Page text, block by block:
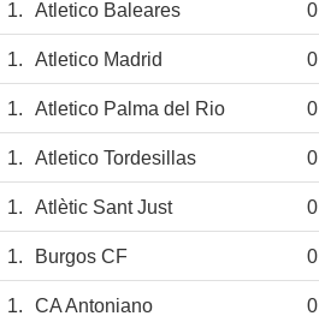
1. Atletico Baleares 0
1. Atletico Madrid 0
1. Atletico Palma del Rio 0
1. Atletico Tordesillas 0
1. Atlètic Sant Just 0
1. Burgos CF 0
1. CA Antoniano 0